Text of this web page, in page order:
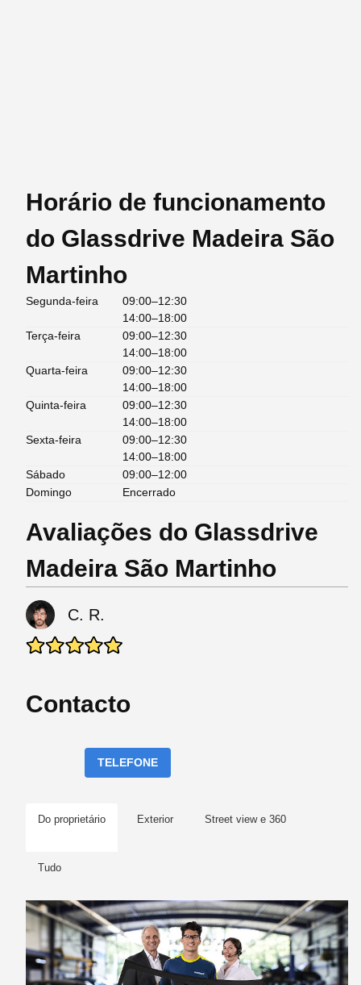
Horário de funcionamento
do Glassdrive Madeira São
Martinho
Segunda-feira
09:00–12:30
14:00–18:00
Terça-feira
09:00–12:30
14:00–18:00
Quarta-feira
09:00–12:30
14:00–18:00
Quinta-feira
09:00–12:30
14:00–18:00
Sexta-feira
09:00–12:30
14:00–18:00
Sábado
09:00–12:00
Domingo
Encerrado
Avaliações do Glassdrive
Madeira São Martinho
C. R.
Contacto
TELEFONE
Do proprietário Exterior Street view e 360
Tudo